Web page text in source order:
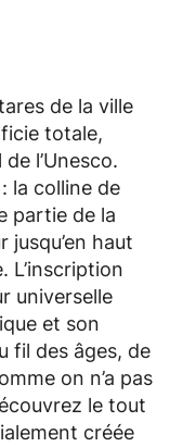
de la ville
totale,
l’Unesco.
la colline de
partie de la
jusqu’en haut
L’inscription
universelle
et son
fil des âges, de
on n’a pas
le tout
créée